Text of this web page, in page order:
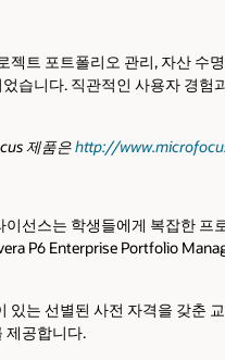
트 포트폴리오 관리, 자산
습니다. 직관적인 사용자 경
제품은http://
선스는 학생들에게 복잡한
P6 Enterprise Portfolio
는 선별된 사전 자격을 갖
제공합니다.